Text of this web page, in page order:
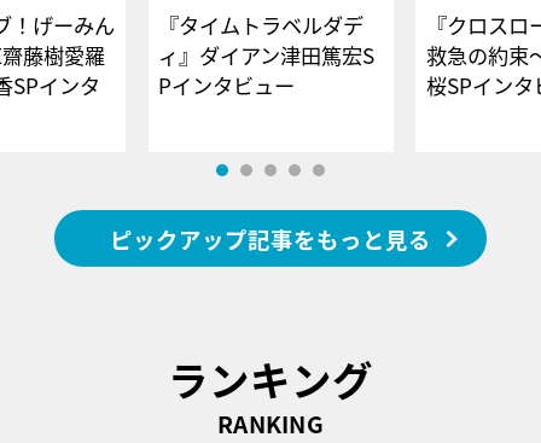
！げーみん
藤樹愛羅
SPインタ
『タイムトラベルダデ
ィ』ダイアン津田篤宏S
Pインタビュー
『クロス
救急の約束
桜SPイ
ピックアップ記事をもっと見る
ランキング
RANKING